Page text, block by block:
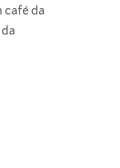
café da